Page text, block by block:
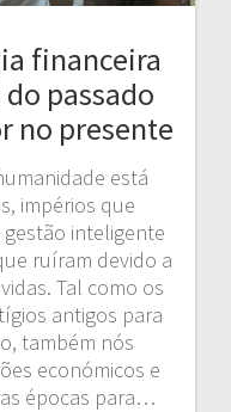
financeira
passado
no presente
está
impérios que
inteligente
ruíram devido a
Tal como os
antigos para
também nós
económicos e
épocas para…